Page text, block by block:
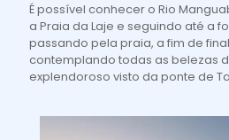
É possível conhecer o Rio
a Praia da Laje e seguindo até a
passando pela praia, a fim de
contemplando todas as belezas
explendoroso visto da ponte de